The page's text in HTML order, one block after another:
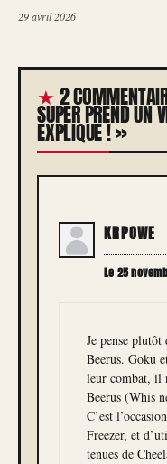
29 avril 2026
2
SUPER PREND UN
EXPLIQUE ! »
KRPOWE
Le 25
Je pense
Beerus. Goku
leur combat, il
Beerus (Whis
C’est
Freezer, et
tenues de